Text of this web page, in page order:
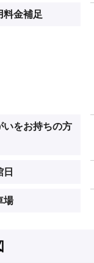
料金補足
いをお持ちの方
日
場